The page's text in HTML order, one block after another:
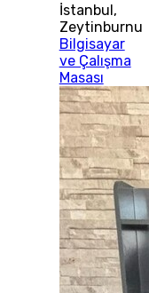
İstanbul,
Zeytinburnu
Bilgisayar
ve Çalışma
Masası